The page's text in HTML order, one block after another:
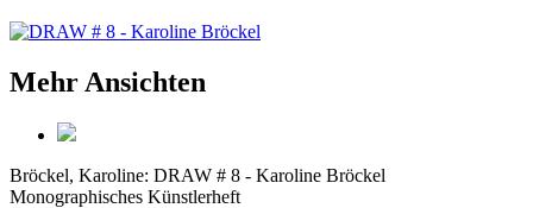
Mehr Ansichten
Bröckel, Karoline: DRAW # 8 - Karoline Bröckel
Monographisches Künstlerheft